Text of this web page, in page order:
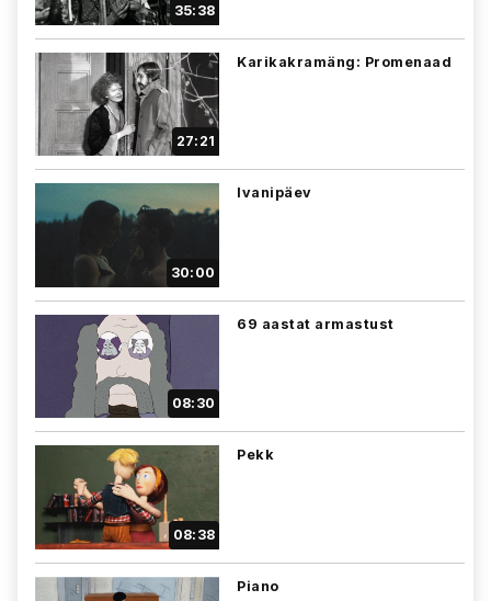
35:38
27:21
Karikakramäng: Promenaad
30:00
Ivanipäev
08:30
69 aastat armastust
08:38
Pekk
Piano